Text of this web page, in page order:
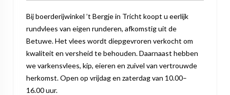
Bij boerderijwinkel ’t Bergje in Tricht koopt u eerlijk
rundvlees van eigen runderen, afkomstig uit de
Betuwe. Het vlees wordt diepgevroren verkocht om
kwaliteit en versheid te behouden. Daarnaast hebben
we varkensvlees, kip, eieren en zuivel van vertrouwde
herkomst. Open op vrijdag en zaterdag van 10.00–
16.00 uur.